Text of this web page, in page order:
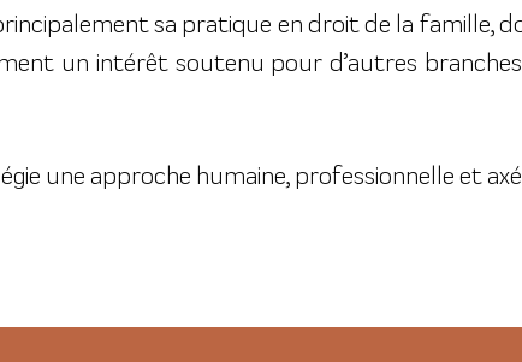
sa pratique en droit de la famille,
un intérêt soutenu pour d’autres
une approche humaine, professionnelle et